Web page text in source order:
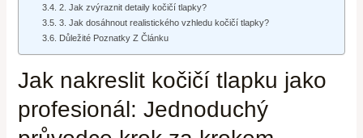
2. Jak zvýraznit detaily kočičí tlapky?
3. Jak dosáhnout realistického vzhledu kočičí tlapky?
Důležité Poznatky Z Článku
Jak nakreslit kočičí tlapku jako
profesionál: Jednoduchý